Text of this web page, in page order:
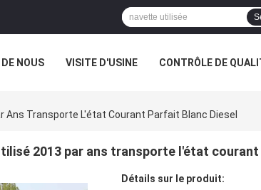
NOUS VISITE D'USINE CONTRÔLE DE
Ans Transporte L'état Courant Parfait Blanc Diesel
2013 par ans transporte l'état
Détails sur le produit: